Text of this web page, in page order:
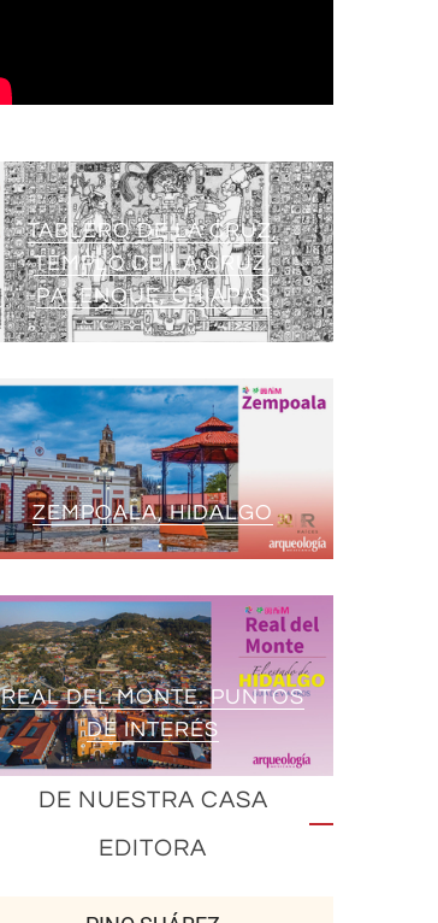
TABLERO DE LA CRUZ,
TEMPLO DE LA CRUZ,
PALENQUE, CHIAPAS
ZEMPOALA, HIDALGO
REAL DEL MONTE. PUNTOS
DE INTERÉS
DE NUESTRA CASA
EDITORA